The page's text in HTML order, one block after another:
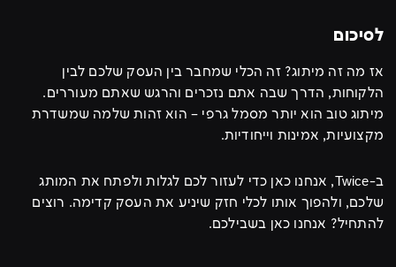
לסיכום
אז מה זה מיתוג? זה הכלי שמחבר בין העסק שלכם לבין
הלקוחות, הדרך שבה אתם נזכרים והרגש שאתם מעוררים.
מיתוג טוב הוא יותר מסמל גרפי – הוא זהות שלמה שמשדרת
מקצועיות, אמינות וייחודיות.
ב-Twice, אנחנו כאן כדי לעזור לכם לגלות ולפתח את המותג
שלכם, ולהפוך אותו לכלי חזק שיניע את העסק קדימה. רוצים
להתחיל? אנחנו כאן בשבילכם.